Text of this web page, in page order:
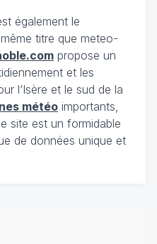
également le
titre que meteo-
propose un
et les
l’Isère et le sud de la
météo importants,
site est un formidable
de données unique et